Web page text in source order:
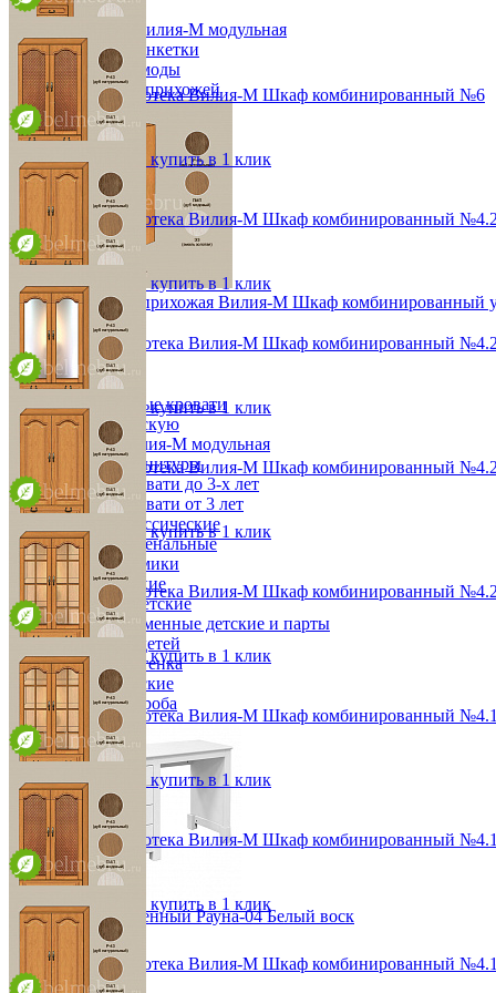
Обувницы
Прихожая Вилия-М модульная
Скамьи и банкетки
Тумбы и комоды
Шкафы для прихожей
Модульная прихожая Вилия-М Шкаф комбинированный
68 724 ₽
Детская
Двухъярусные кровати
Декор в детскую
Детская Вилия-М модульная
Детские гарнитуры
Детские кровати до 3-х лет
Детские кровати от 3 лет
Комоды классические
Комоды пеленальные
Кровати домики
Полки детские
Стеллажи детские
Столы письменные детские и парты
Тумбы для детей
Шведская стенка
Шкафы детские
Ящики и короба
Стол письменный Рауна-04 Белый воск
28 623 ₽
40 890 ₽
В корзину
Модульная библиотека Вилия-М Шкаф комбинированный №6
от 39 996 ₽
48,2х190х36,8 см
В корзину
Быстро купить в 1 клик
Модульная библиотека Вилия-М Шкаф комбинированный
от 84 576 ₽
96,4х190х36,8 см
В корзину
Быстро купить в 1 клик
Модульная библиотека Вилия-М Шкаф комбинированный
от 78 552 ₽
96,4х190х36,8 см
В корзину
Быстро купить в 1 клик
Модульная библиотека Вилия-М Шкаф комбинированный
от 80 988 ₽
96,4х190х36,8 см
В корзину
Быстро купить в 1 клик
Модульная библиотека Вилия-М Шкаф комбинированный
от 42 144 ₽
96,4х190х57,8 см
В корзину
Быстро купить в 1 клик
Модульная библиотека Вилия-М Шкаф комбинированный
от 83 100 ₽
96,4х190х36,8 см
В корзину
Быстро купить в 1 клик
Модульная библиотека Вилия-М Шкаф комбинированный
от 69 144 ₽
96,4х190х36,8 см
В корзину
Быстро купить в 1 клик
Модульная библиотека Вилия-М Шкаф комбинированный
от 94 656 ₽